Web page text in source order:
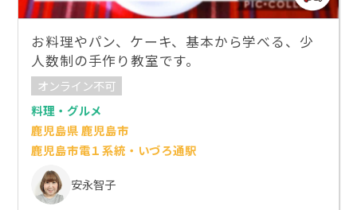
お料理やパン、ケーキ、基本から学べる、少
人数制の手作り教室です。
オンライン不可
料理・グルメ
鹿児島県 鹿児島市
鹿児島市電１系統・いづろ通駅
安永智子